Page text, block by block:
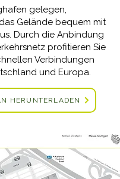
gelegen,
Gelände bequem mit
Durch die Anbindung
profitieren Sie
Verbindungen
und Europa.
HERUNTERLADEN